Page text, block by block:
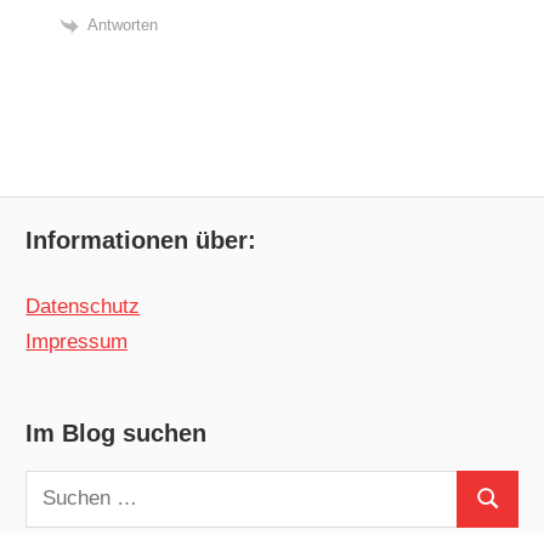
Antworten
Informationen über:
Datenschutz
Impressum
Im Blog suchen
Suchen
nach:
Suchen